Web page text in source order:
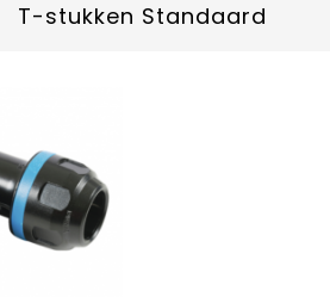
T-stukken Standaard